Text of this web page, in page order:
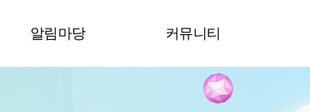
알림마당 커뮤니티